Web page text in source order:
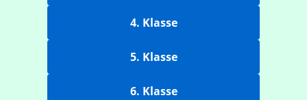
4. Klasse
5. Klasse
6. Klasse